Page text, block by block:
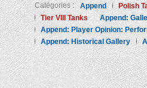
Catégories : Append
Polish
Tier VIII Tanks
Append:
Append: Player Opinion:
Append: Historical Gallery